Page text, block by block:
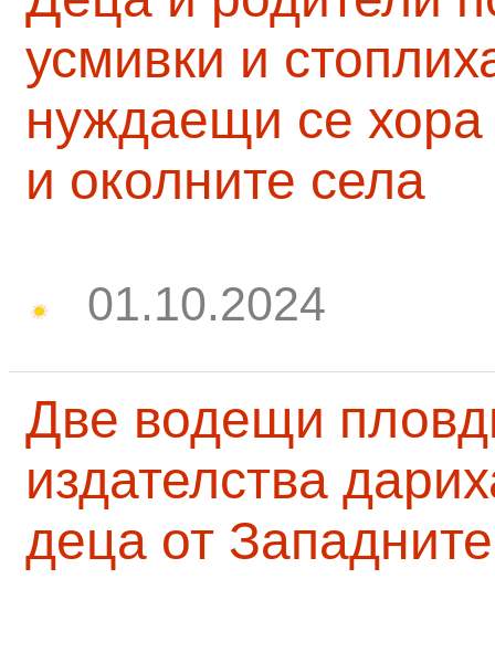
усмивки и
нуждаещи се
и околните села
01.10.2024
Две водещи
издателства
деца от